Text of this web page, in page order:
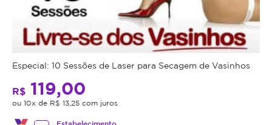
Especial: 10 Sessões de Laser para Secagem de Vasinhos
R$ 119,00
ou 10x de R$ 13,25 com juros